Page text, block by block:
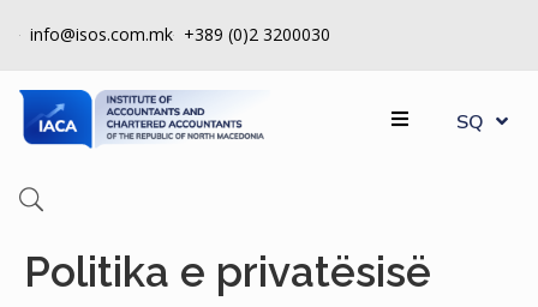
info@isos.com.mk +389 (0)2 3200030
RETH
NESH
REGJISTRAT
SQ
EN
Politika e privatësisë